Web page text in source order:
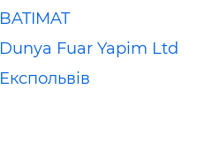
BATIMAT
Dunya Fuar Yapim Ltd
Експольвів